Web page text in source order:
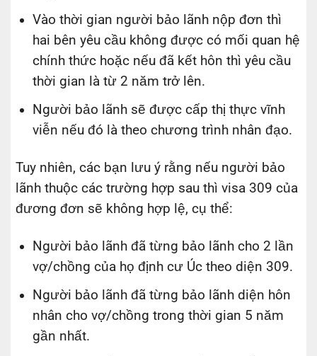
Vào thời gian người bảo lãnh nộp đơn thì
hai bên yêu cầu không được có mối quan hệ
chính thức hoặc nếu đã kết hôn thì yêu cầu
thời gian là từ 2 năm trở lên.
Người bảo lãnh sẽ được cấp thị thực vĩnh
viễn nếu đó là theo chương trình nhân đạo.
Tuy nhiên, các bạn lưu ý rằng nếu người bảo
lãnh thuộc các trường hợp sau thì visa 309 của
đương đơn sẽ không hợp lệ, cụ thể:
Người bảo lãnh đã từng bảo lãnh cho 2 lần
vợ/chồng của họ định cư Úc theo diện 309.
Người bảo lãnh đã từng bảo lãnh diện hôn
nhân cho vợ/chồng trong thời gian 5 năm
gần nhất.